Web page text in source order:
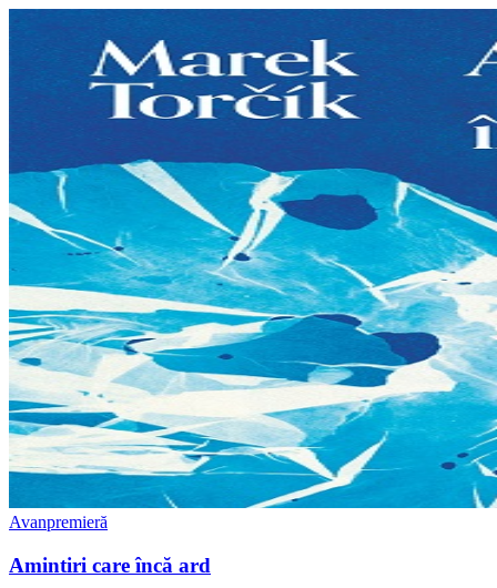
Avanpremieră
Amintiri care încă ard